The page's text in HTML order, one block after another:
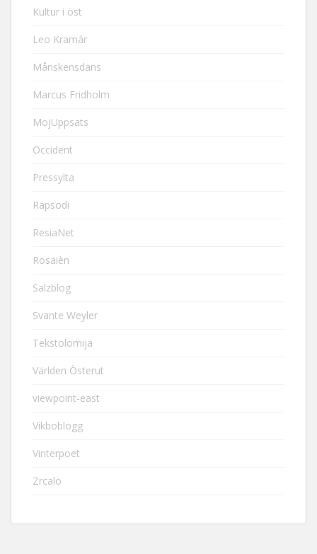
Kultur i öst
Leo Kramár
Månskensdans
Marcus Fridholm
MojUppsats
Occident
Pressylta
Rapsodi
ResiaNet
Rosaièn
Salzblog
Svante Weyler
Tekstolomija
Världen Österut
viewpoint-east
Vikboblogg
Vinterpoet
Zrcalo